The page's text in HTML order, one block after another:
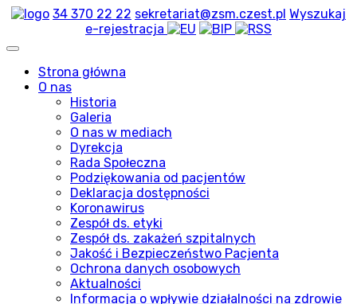
34 370 22 22 sekretariat@zsm.czest.pl Wyszukaj
e-rejestracja
Strona główna
O nas
Historia
Galeria
O nas w mediach
Dyrekcja
Rada Społeczna
Podziękowania od pacjentów
Deklaracja dostępności
Koronawirus
Zespół ds. etyki
Zespół ds. zakażeń szpitalnych
Jakość i Bezpieczeństwo Pacjenta
Ochrona danych osobowych
Aktualności
Informacja o wpływie działalności na zdrowie